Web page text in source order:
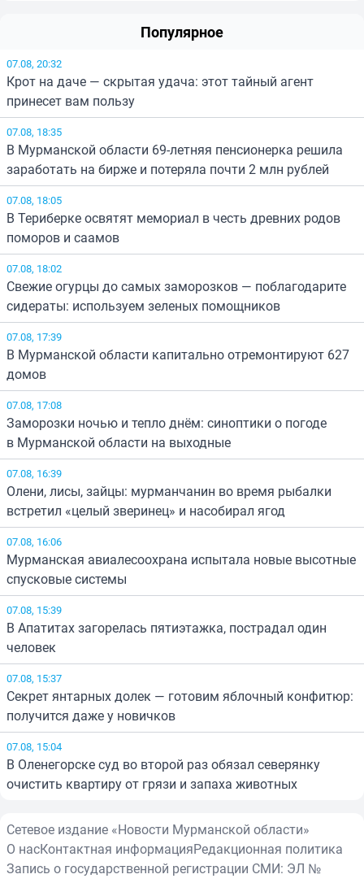
Популярное
07.08, 20:32
Крот на даче — скрытая удача: этот тайный агент
принесет вам пользу
07.08, 18:35
В Мурманской области 69-летняя пенсионерка решила
заработать на бирже и потеряла почти 2 млн рублей
07.08, 18:05
В Териберке освятят мемориал в честь древних родов
поморов и саамов
07.08, 18:02
Свежие огурцы до самых заморозков — поблагодарите
сидераты: используем зеленых помощников
07.08, 17:39
В Мурманской области капитально отремонтируют 627
домов
07.08, 17:08
Заморозки ночью и тепло днём: синоптики о погоде
в Мурманской области на выходные
07.08, 16:39
Олени, лисы, зайцы: мурманчанин во время рыбалки
встретил «целый зверинец» и насобирал ягод
07.08, 16:06
Мурманская авиалесоохрана испытала новые высотные
спусковые системы
07.08, 15:39
В Апатитах загорелась пятиэтажка, пострадал один
человек
07.08, 15:37
Секрет янтарных долек — готовим яблочный конфитюр:
получится даже у новичков
07.08, 15:04
В Оленегорске суд во второй раз обязал северянку
очистить квартиру от грязи и запаха животных
Сетевое издание «Новости Мурманской области»
О насКонтактная информацияРедакционная политика
Запись о государственной регистрации СМИ: ЭЛ №